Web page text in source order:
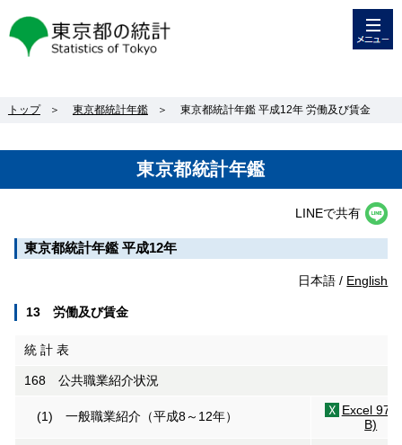
東京都の統計
トップ ＞ 東京都統計年鑑 ＞ 東京都統計年鑑 平成12年 労働及び賃金
東京都統計年鑑
LINEで共有
東京都統計年鑑 平成12年
日本語 / English
13 労働及び賃金
統 計 表
168 公共職業紹介状況
(1) 一般職業紹介（平成8～12年）
Excel
B)